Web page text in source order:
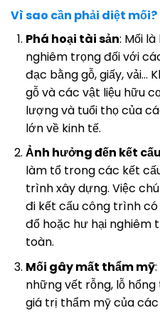
Vì sao cần phải diệt mối?
Phá hoại tài sản: Mối
nghiêm trọng đối với
đạc bằng gỗ, giấy, vải…
gỗ và các vật liệu hữu
lượng và tuổi thọ của
lớn về kinh tế.
Ảnh hưởng đến kết
làm tổ trong các kết
trình xây dựng. Việc
đi kết cấu công trình
đổ hoặc hư hại nghiêm
toàn.
Mối gây mất thẩm mỹ
những vết rỗng, lỗ
giá trị thẩm mỹ của